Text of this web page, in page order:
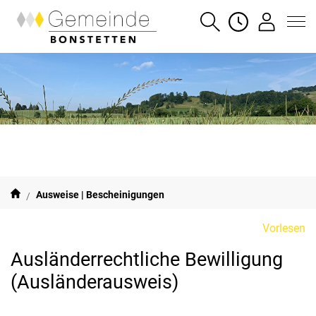
Direkt zur Hauptnavigation
Direkt zum Stichwortverzeichnis
Gemeinde Bonstetten
Ausweise | Bescheinigungen(ausgewählt)
Vorlesen
Ausländerrechtliche Bewilligung
(Ausländerausweis)